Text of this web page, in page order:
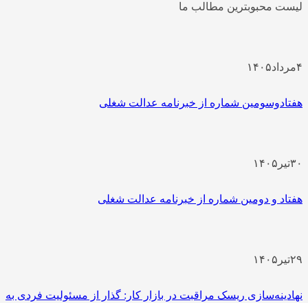
لیست محبوبترین مطالب ما
۴مرداد۱۴۰۵
هفتادوسومین شماره از خبرنامه عدالت شغلی
۳۰تیر ۱۴۰۵
هفتاد و دومین شماره از خبرنامه عدالت شغلی
۲۹تیر ۱۴۰۵
نهادینه‌سازی ریسک مراقبت در بازار کار: گذار از مسئولیت فردی به